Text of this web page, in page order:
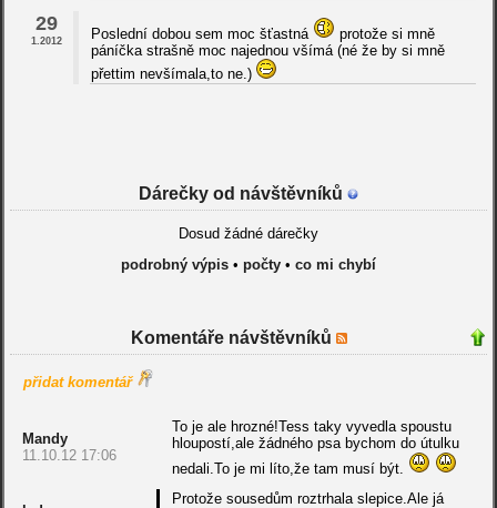
29
1.2012 Poslední dobou sem moc šťastná
protože si mně
páníčka strašně moc najednou všímá (né že by si mně
přettim nevšímala,to ne.)
Dárečky od návštěvníků
Dosud žádné dárečky
podrobný výpis• počty• co mi chybí
Komentáře návštěvníků
přidat komentář
Mandy
11.10.12 17:06
To je ale hrozné!Tess taky vyvedla spoustu
hloupostí,ale žádného psa bychom do útulku
nedali.To je mi líto,že tam musí být.
Protože sousedům roztrhala slepice.Ale já